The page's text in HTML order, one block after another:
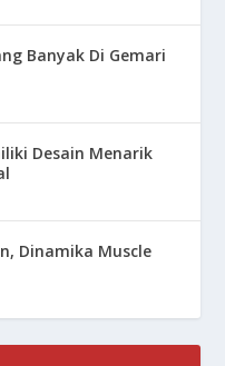
Banyak Di Gemari
Desain Menarik
Dinamika Muscle